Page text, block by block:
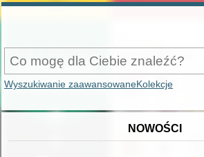
Wyszukiwanie zaawansowaneKolekcje
NOWOŚCI